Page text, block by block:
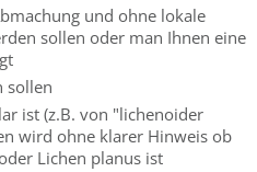
und ohne lokale
sollen oder man Ihnen eine
sollen
ist (z.B. von "lichenoider
wird ohne klarer Hinweis ob
Lichen planus ist